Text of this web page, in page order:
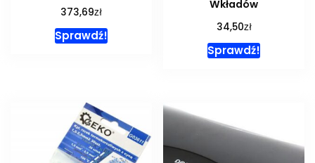
373,69zł
Sprawdź!
Wkładów
34,50zł
Sprawdź!